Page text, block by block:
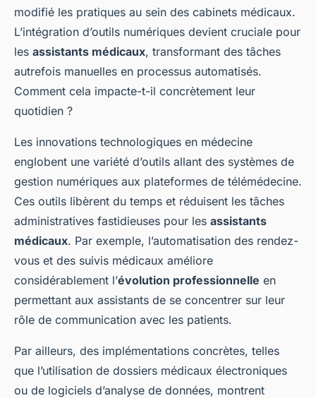
modifié les pratiques au sein des cabinets médicaux.
L’intégration d’outils numériques devient cruciale pour
les assistants médicaux, transformant des tâches
autrefois manuelles en processus automatisés.
Comment cela impacte-t-il concrètement leur
quotidien ?
Les innovations technologiques en médecine
englobent une variété d’outils allant des systèmes de
gestion numériques aux plateformes de télémédecine.
Ces outils libèrent du temps et réduisent les tâches
administratives fastidieuses pour les assistants
médicaux. Par exemple, l’automatisation des rendez-
vous et des suivis médicaux améliore
considérablement l’évolution professionnelle en
permettant aux assistants de se concentrer sur leur
rôle de communication avec les patients.
Par ailleurs, des implémentations concrètes, telles
que l’utilisation de dossiers médicaux électroniques
ou de logiciels d’analyse de données, montrent